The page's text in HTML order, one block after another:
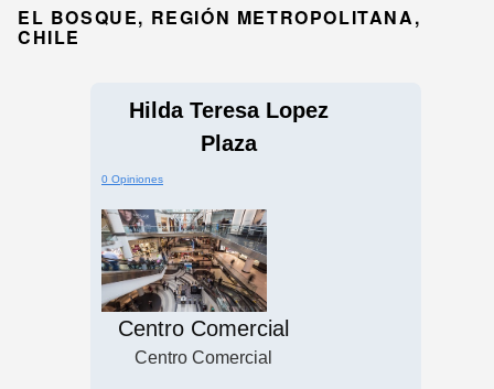
EL BOSQUE, REGIÓN METROPOLITANA,
CHILE
Hilda Teresa Lopez
Plaza
0 Opiniones
Centro Comercial
Centro Comercial